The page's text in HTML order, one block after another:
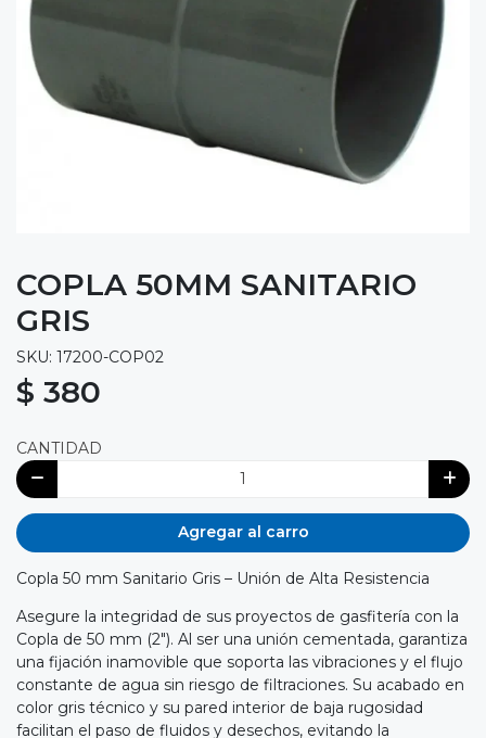
COPLA 50MM SANITARIO
GRIS
SKU: 17200-COP02
$ 380
CANTIDAD
Agregar al carro
Copla 50 mm Sanitario Gris – Unión de Alta Resistencia
Asegure la integridad de sus proyectos de gasfitería con la
Copla de 50 mm (2"). Al ser una unión cementada, garantiza
una fijación inamovible que soporta las vibraciones y el flujo
constante de agua sin riesgo de filtraciones. Su acabado en
color gris técnico y su pared interior de baja rugosidad
facilitan el paso de fluidos y desechos, evitando la